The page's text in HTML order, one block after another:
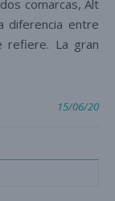
comarcas, Alt
diferencia entre
refiere. La gran
15/06/20